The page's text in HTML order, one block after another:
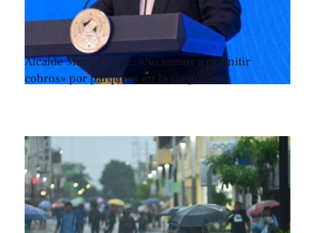
Alcalde Mario Durán: «No vamos a permitir
cobros» por parqueos en la vía pública